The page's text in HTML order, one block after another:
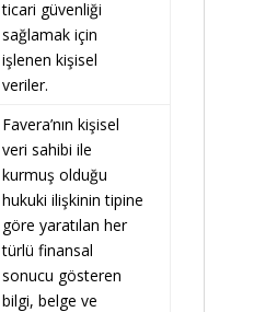
ticari güvenliği
sağlamak için
işlenen kişisel
veriler.
Favera’nın kişisel
veri sahibi ile
kurmuş olduğu
hukuki ilişkinin tipine
göre yaratılan her
türlü finansal
sonucu gösteren
bilgi, belge ve